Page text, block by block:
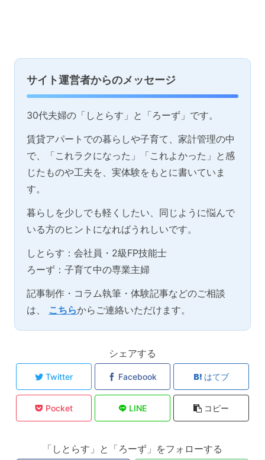
サイト運営者からのメッセージ
30代夫婦の「しとらす」と「ろーず」です。
賃貸アパートでの暮らしや子育て、家計管理の中
で、「これラクになった」「これよかった」と感
じたものや工夫を、実体験をもとに書いていま
す。
暮らしを少しでも軽くしたい、同じように悩んで
いる方のヒントになればうれしいです。
しとらす：会社員・2級FP技能士
ろーず：子育て中の専業主婦
記事制作・コラム執筆・体験記事などのご相談
は、 こちらからご連絡いただけます。
シェアする
Twitter Facebook はてブ
Pocket LINE コピー
「しとらす」と「ろーず」をフォローする